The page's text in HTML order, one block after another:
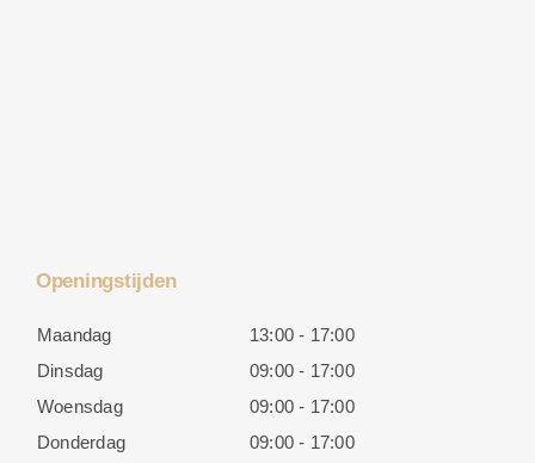
Openingstijden
Maandag
13:00 - 17:00
Dinsdag
09:00 - 17:00
Woensdag
09:00 - 17:00
Donderdag
09:00 - 17:00